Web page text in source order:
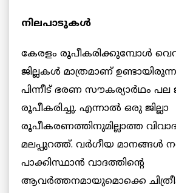
നിലപാടുകൾ
കേരളം രൂപീകരിക്കുമ്പോൾ
ജില്ലകൾ മാത്രമാണ്
പിന്നീട് ഭരണ സൗകര്യാര്‍ഥം പല
രൂപീകരിച്ചു. എന്നാൽ ഒരു ജില്ലാ
രൂപീകരണത്തിനുമില്ലാത്ത
മലപ്പുറത്ത്. വർഗീയ മാനങ്ങൾ
പാക്കിസ്ഥാൻ വാദത്തിന്റെ
ആവർത്തനമായുമൊക്കെ